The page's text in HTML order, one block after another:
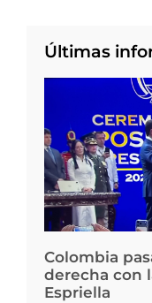
Últimas
Colombia
derecha con
Espriella